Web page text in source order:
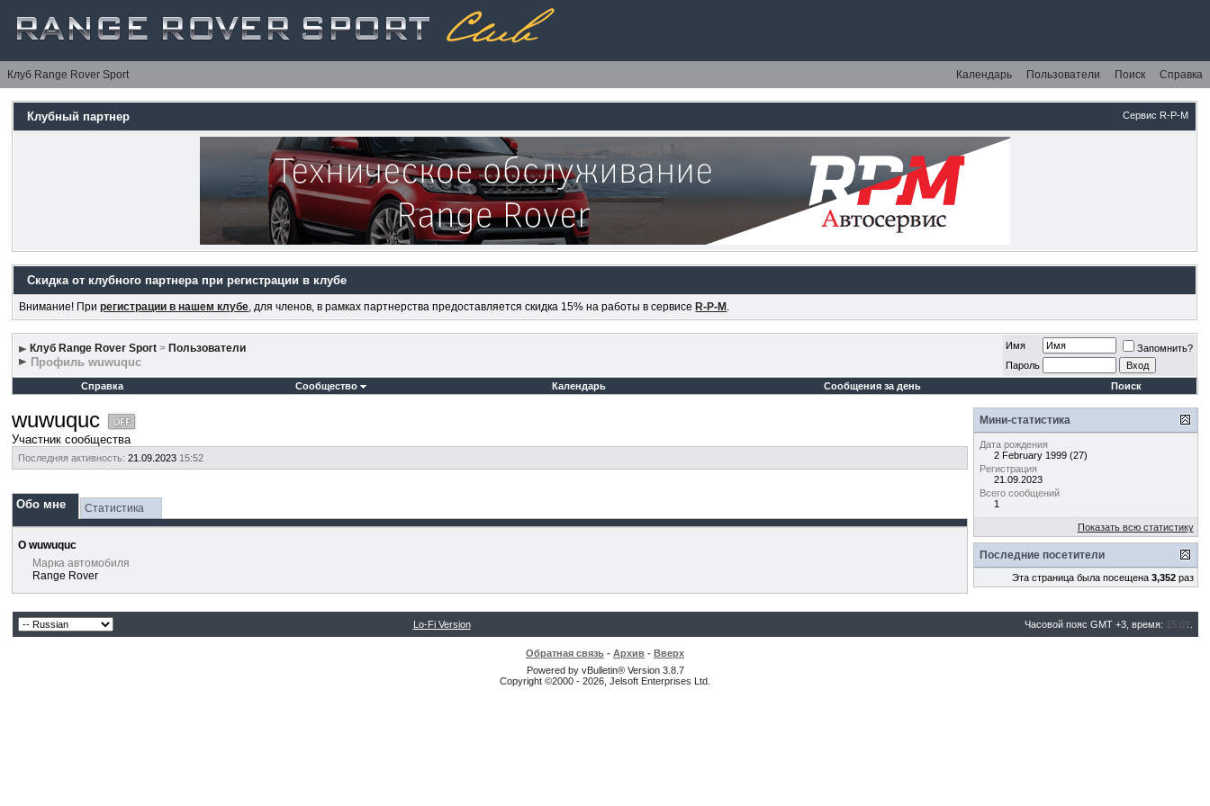
Клуб Range Rover Sport Календарь Пользователи Поиск Справка
Сервис R-P-M
Клубный партнер
Скидка от клубного партнера при регистрации в клубе
Внимание! Прирегистрации в нашем клубе, для членов, в рамках партнерства предоставляется скидка 15% на работы в сервисе R-P-M .
Клуб Range Rover Sport > Пользователи
Профиль wuwuquc
Имя
Запомнить?
Пароль
Справка
Сообщество Календарь Сообщения за день Поиск
wuwuquc
Участник сообщества
Последняя активность: 21.09.2023 15:52
Обо мне Статистика
О wuwuquc
Марка автомобиля
Range Rover
Мини-статистика
Дата рождения
2 February 1999 (27)
Регистрация
21.09.2023
Всего сообщений
1
Показать всю статистику
Последние посетители
Эта страница была посещена 3,352раз
Lo-Fi Version Часовой пояс GMT +3, время: 15:01
Обратная связь - Архив - Вверх
Powered by vBulletin® Version 3.8.7
Copyright ©2000 - 2026, Jelsoft Enterprises Ltd.